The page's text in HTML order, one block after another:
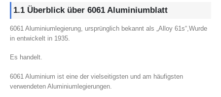
1.1 Überblick über 6061 Aluminiumblatt
6061 Aluminiumlegierung, ursprünglich bekannt als „Alloy 61s“,Wurde
in entwickelt in 1935.
Es handelt.
6061 Aluminium ist eine der vielseitigsten und am häufigsten
verwendeten Aluminiumlegierungen.